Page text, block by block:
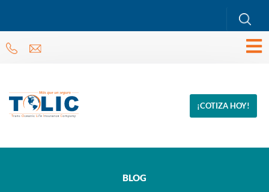
¡COTIZA HOY!
BLOG